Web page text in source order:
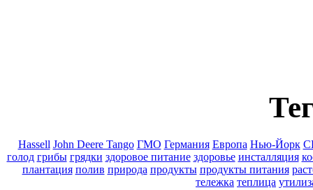
Hassell John Deere Tango ГМО Германия Европа Нью-Йорк
голод грибы грядки здоровое питание здоровье инсталляция
плантация полив природа продукты продукты питания
тележка теплица